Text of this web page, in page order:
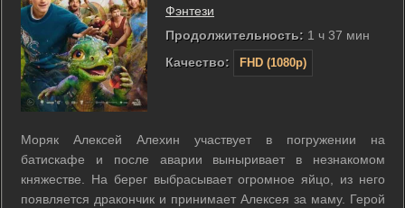
Фэнтези
Продолжительность: 1 ч 37 мин
Качество:
FHD (1080p)
Моряк Алексей Алехин участвует в погружении на
батискафе и после аварии выныривает в незнакомом
княжестве. На берег выбрасывает огромное яйцо, из него
появляется дракончик и принимает Алексея за маму. Герой